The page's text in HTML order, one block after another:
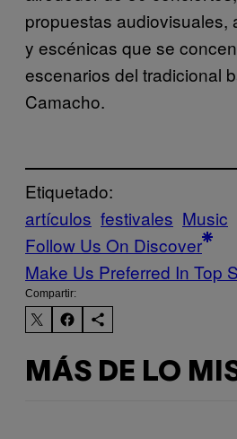
propuestas audiovisuales,
y escénicas que se
escenarios del tradicional
Camacho.
Etiquetado:
artículos festivales Music
Follow Us On Discover
Make Us Preferred In Top
Compartir:
MÁS DE LO